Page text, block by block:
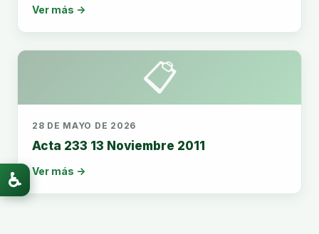
Ver más →
📋
28 DE MAYO DE 2026
Acta 233 13 Noviembre 2011
Ver más →
♿